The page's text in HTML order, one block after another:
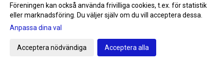
Hälsningar från Rio del 3 2016-08-04 11:02
Hälsningar från Rio del 2 2016-08-01 09:02
Första hälsningen från Rio
SNART OLYMPISKA SOMMARSPELEN 2016
Föreningen kan också använda frivilliga cookies, t.ex. för statistik
eller marknadsföring. Du väljer själv om du vill acceptera dessa.
Anpassa dina val
Acceptera nödvändiga Acceptera alla